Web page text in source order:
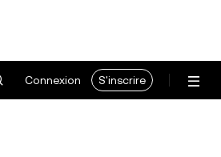
Connexion S'inscrire